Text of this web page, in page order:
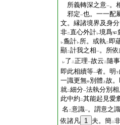
所義轉深之意一。
邪定一也。一一配
文。縁諸境界及身
非二直心外計レ境爲
レ麁計レ所。或執二 即
顯二計我之相一。所
レ了 二正理一故云 二 隨
即此相續等一者。明 下
一識更無中別體 上故
就二細分一法執分別
此中約 二其能起見愛
名 二意識一。謂意之
依諸凡 1 夫。簡二